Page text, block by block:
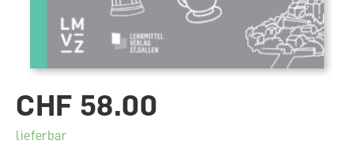
CHF 58.00
lieferbar